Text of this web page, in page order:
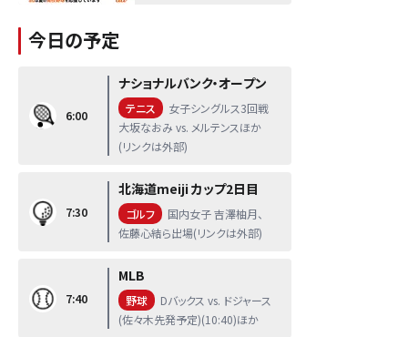
今日の予定
6:00
ナショナルバンク・オープン
テニス
女子シングルス3回戦
大坂なおみ vs. メルテンスほか
(リンクは外部)
7:30
北海道meiji カップ2日目
ゴルフ
国内女子 吉澤柚月、
佐藤心結ら出場(リンクは外部)
7:40
MLB
野球
Dバックス vs. ドジャース
(佐々木先発予定)(10:40)ほか